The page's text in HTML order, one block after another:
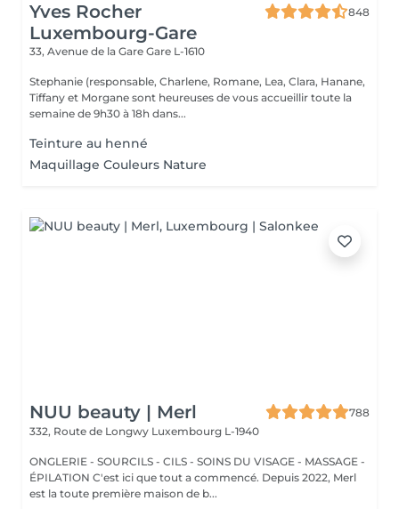
Yves Rocher
Luxembourg-Gare
848
33, Avenue de la Gare Gare L-1610
Stephanie (responsable, Charlene, Romane, Lea, Clara, Hanane,
Tiffany et Morgane sont heureuses de vous accueillir toute la
semaine de 9h30 à 18h dans...
Teinture au henné
Maquillage Couleurs Nature
NUU beauty | Merl
788
332, Route de Longwy Luxembourg L-1940
ONGLERIE - SOURCILS - CILS - SOINS DU VISAGE - MASSAGE -
ÉPILATION C'est ici que tout a commencé. Depuis 2022, Merl
est la toute première maison de b...